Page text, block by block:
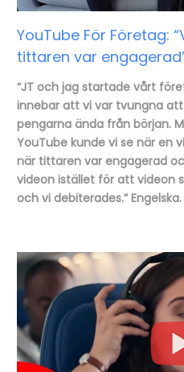
YouTube För Företag:
tittaren var
“JT och jag startade vårt
innebar att vi var tvungna
pengarna ända från början.
YouTube kunde vi se när en
när tittaren var engagerad
videonistället för att videon
och vi debiterades.”